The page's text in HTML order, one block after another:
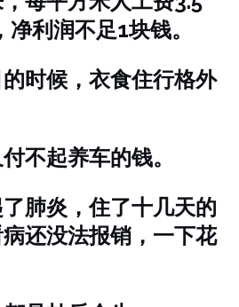
利润不足1块钱。
时候，衣食住行格外
不起养车的钱。
肺炎，住了十几天的
还没法报销，一下花